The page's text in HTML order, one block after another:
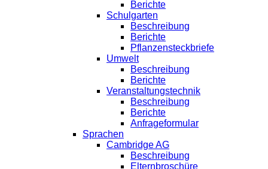
Berichte
Schulgarten
Beschreibung
Berichte
Pflanzensteckbriefe
Umwelt
Beschreibung
Berichte
Veranstaltungstechnik
Beschreibung
Berichte
Anfrageformular
Sprachen
Cambridge AG
Beschreibung
Elternbroschüre